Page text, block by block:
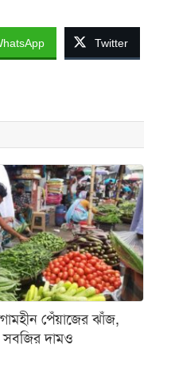
Twitter
পেঁয়াজের ঝাঁজ,
সবজির দামও